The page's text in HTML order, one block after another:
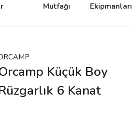
Mutfağı
Ekipmanları
Küçük Boy
6 Kanat